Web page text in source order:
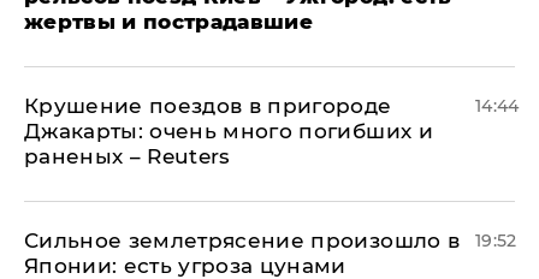
жертвы и пострадавшие
Крушение поездов в пригороде
Джакарты: очень много погибших и
раненых – Reuters
14:44
Сильное землетрясение произошло в
Японии: есть угроза цунами
19:52